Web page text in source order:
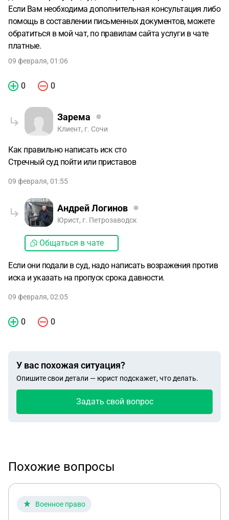
Если Вам необходима дополнительная консультация либо
помощь в составлении письменных документов, можете
обратиться в мой чат, по правилам сайта услуги в чате
платные.
09 февраля, 01:06
0 0
Зарема
Клиент, г. Сочи
Как правильно написать иск сто
Стречный суд пойти или приставов
09 февраля, 01:55
Андрей Логинов
Юрист, г. Петрозаводск
Общаться в чате
Если они подали в суд, надо написать возражения против
иска и указать на пропуск срока давности.
09 февраля, 02:05
0 0
У вас похожая ситуация?
Опишите свои детали — юрист подскажет, что делать.
Задать свой вопрос
Похожие вопросы
Военное право